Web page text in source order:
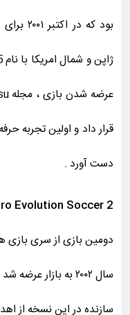
دست آورد .
Evolution Soccer 2
دومین بازی از سری بازی
سال ۲۰۰۲ به بازار
سازنده در این نسخه از